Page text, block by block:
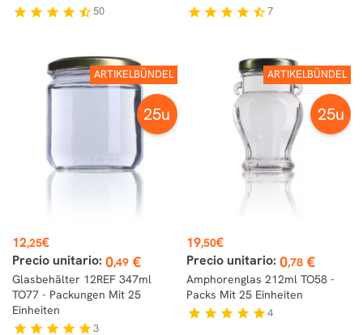
star star star star star_half50
star star star star star_half7
ARTIKELBÜNDEL
25u
Preis
12,25€
Precio unitario: 0,49 €
Glasbehälter 12REF 347ml
TO77 - Packungen Mit 25
Einheiten
star star star star star3
ARTIKELBÜNDEL
25u
Preis
19,50€
Precio unitario: 0,78€
Amphorenglas 212ml TO58 -
Packs Mit 25 Einheiten
star star star star star4